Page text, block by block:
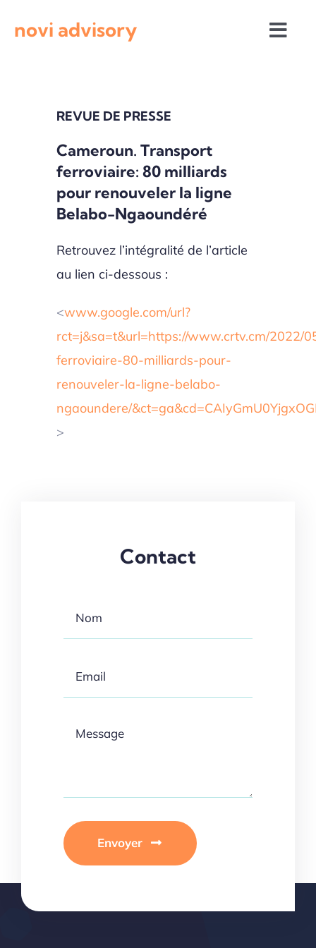
novi advisory
Actualités institutionnelles
Appels à projets
REVUE DE PRESSE
Cameroun. Transport
ferroviaire: 80 milliards
pour renouveler la ligne
Belabo-Ngaoundéré
Retrouvez l’intégralité de l’article
au lien ci-dessous :
<www.google.com/url?
rct=j&sa=t&url=https://www.crtv.cm/2022/
ferroviaire-80-milliards-pour-
renouveler-la-ligne-belabo-
ngaoundere/
>
Contact
Envoyer